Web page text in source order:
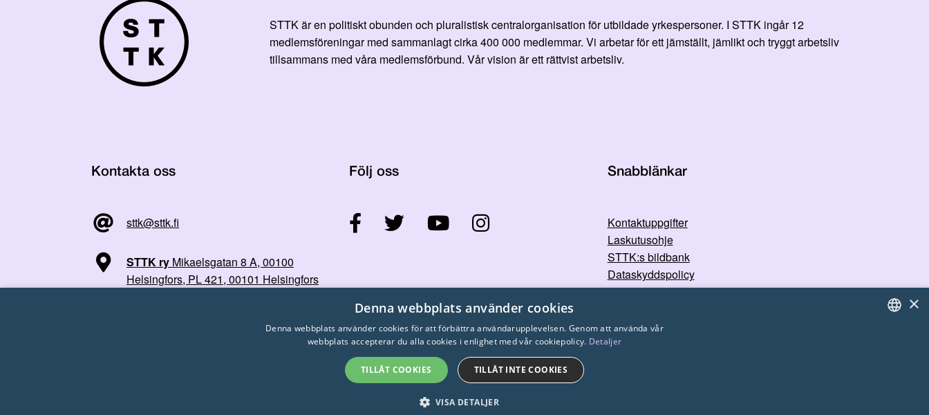
STTK är en politiskt obunden och pluralistisk centralorganisation för utbildade yrkespersoner. I STTK ingår 12
medlemsföreningar med sammanlagt cirka 400 000 medlemmar. Vi arbetar för ett jämställt, jämlikt och tryggt arbetsliv
tillsammans med våra medlemsförbund. Vår vision är ett rättvist arbetsliv.
Kontakta oss
sttk@sttk.fi
STTK ry Mikaelsgatan 8 A, 00100
Helsingfors, PL 421, 00101 Helsingfors
Följ oss Snabblänkar
Kontaktuppgifter
Laskutusohje
STTK:s bildbank
Dataskyddspolicy
STTK. Made with ❤ by
×
Denna webbplats använder cookies
Denna webbplats använder cookies för att förbättra användarupplevelsen. Genom att använda vår
webbplats accepterar du alla cookies i enlighet med vår cookiepolicy. Detaljer
TILLÅT COOKIES TILLÅT INTE COOKIES
VISA DETALJER